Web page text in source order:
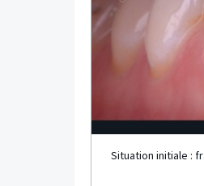
Situation initiale :